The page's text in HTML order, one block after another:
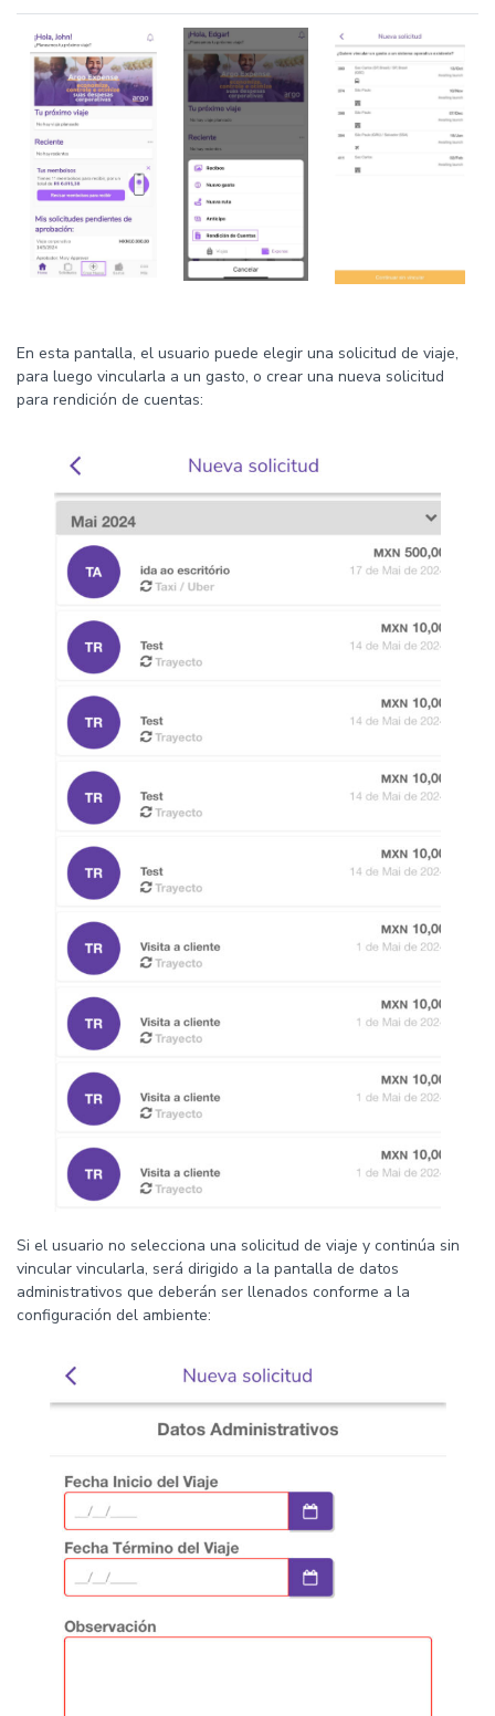
En esta pantalla, el usuario puede elegir una solicitud de viaje,
para luego vincularla a un gasto, o crear una nueva solicitud
para rendición de cuentas:
Si el usuario no selecciona una solicitud de viaje y continúa sin
vincular vincularla, será dirigido a la pantalla de datos
administrativos que deberán ser llenados conforme a la
configuración del ambiente: